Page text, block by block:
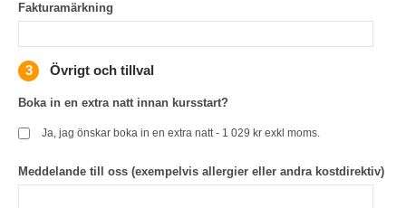
Fakturamärkning
Övrigt och tillval
Boka in en extra natt innan kursstart?
Ja, jag önskar boka in en extra natt - 1 029 kr exkl moms.
Meddelande till oss (exempelvis allergier eller andra kostdirektiv)